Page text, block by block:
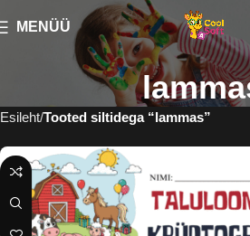
MENÜÜ
Esileht Tooted siltidega “lammas”